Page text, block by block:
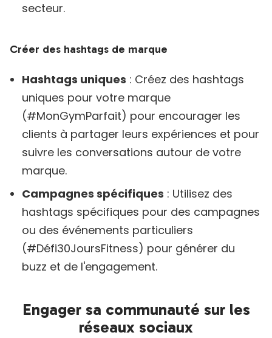
secteur.
Créer des hashtags de marque
Hashtags uniques : Créez des hashtags
uniques pour votre marque
(#MonGymParfait) pour encourager les
clients à partager leurs expériences et pour
suivre les conversations autour de votre
marque.
Campagnes spécifiques : Utilisez des
hashtags spécifiques pour des campagnes
ou des événements particuliers
(#Défi30JoursFitness) pour générer du
buzz et de l'engagement.
Engager sa communauté sur les
réseaux sociaux